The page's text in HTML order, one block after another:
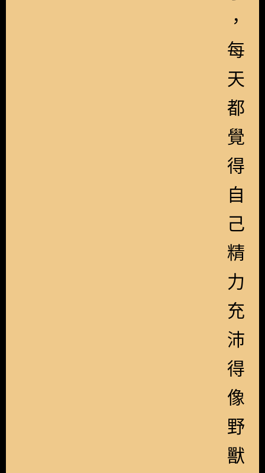
，
每
天
都
覺
得
自
己
精
力
充
沛
得
像
野
獸